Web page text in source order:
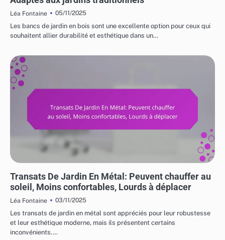
Léa Fontaine
05/11/2025
Les bancs de jardin en bois sont une excellente option pour ceux qui
souhaitent allier durabilité et esthétique dans un…
Transats De Jardin En Métal: Peuvent chauffer au
soleil, Moins confortables, Lourds à déplacer
Léa Fontaine
03/11/2025
Les transats de jardin en métal sont appréciés pour leur robustesse
et leur esthétique moderne, mais ils présentent certains
inconvénients.…